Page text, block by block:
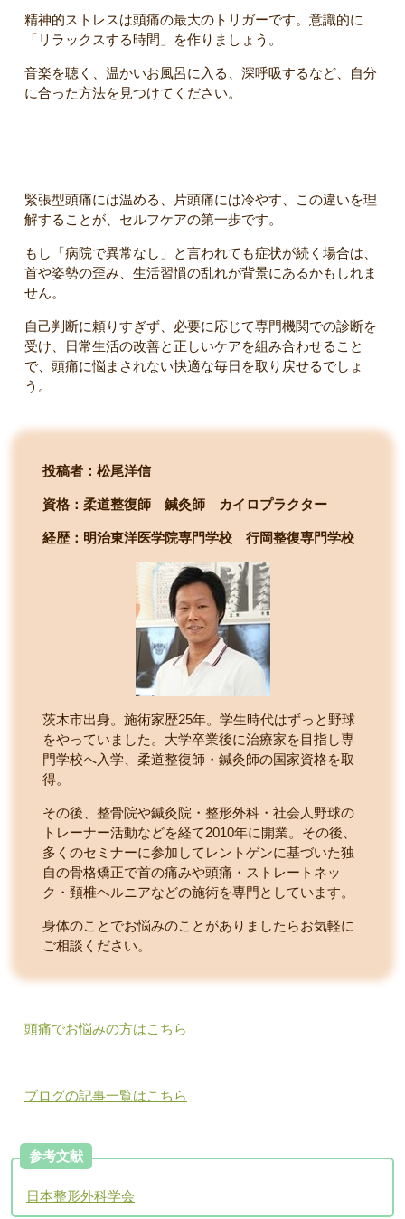
精神的ストレスは頭痛の最大のトリガーです。意識的に
「リラックスする時間」を作りましょう。
音楽を聴く、温かいお風呂に入る、深呼吸するなど、自分
に合った方法を見つけてください。
緊張型頭痛には温める、片頭痛には冷やす、この違いを理
解することが、セルフケアの第一歩です。
もし「病院で異常なし」と言われても症状が続く場合は、
首や姿勢の歪み、生活習慣の乱れが背景にあるかもしれま
せん。
自己判断に頼りすぎず、必要に応じて専門機関での診断を
受け、日常生活の改善と正しいケアを組み合わせること
で、頭痛に悩まされない快適な毎日を取り戻せるでしょ
う。
投稿者：松尾洋信
資格：柔道整復師 鍼灸師 カイロプラクター
経歴：明治東洋医学院専門学校 行岡整復専門学校
茨木市出身。施術家歴25年。学生時代はずっと野球
をやっていました。大学卒業後に治療家を目指し専
門学校へ入学、柔道整復師・鍼灸師の国家資格を取
得。
その後、整骨院や鍼灸院・整形外科・社会人野球の
トレーナー活動などを経て2010年に開業。その後、
多くのセミナーに参加してレントゲンに基づいた独
自の骨格矯正で首の痛みや頭痛・ストレートネッ
ク・頚椎ヘルニアなどの施術を専門としています。
身体のことでお悩みのことがありましたらお気軽に
ご相談ください。
頭痛でお悩みの方はこちら
ブログの記事一覧はこちら
参考文献
日本整形外科学会